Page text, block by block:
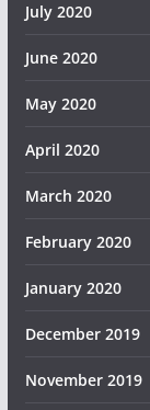
July 2020
June 2020
May 2020
April 2020
March 2020
February 2020
January 2020
December 2019
November 2019